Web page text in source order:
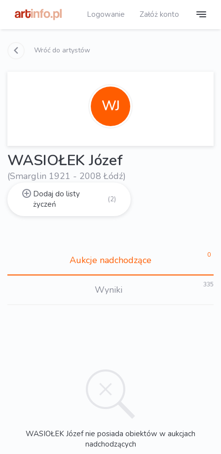
Logowanie Załóż konto
Wróć do artystów
WJ
WASIOŁEK Józef
(Smarglin 1921 - 2008 Łódź)
Dodaj do listy
życzeń
(2)
Aukcje nadchodzące 0
Wyniki 335
WASIOŁEK Józef nie posiada obiektów w aukcjach
nadchodzących